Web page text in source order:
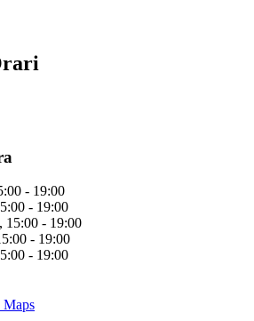
- 19:00
- 19:00
15:00 - 19:00
- 19:00
- 19:00
Maps